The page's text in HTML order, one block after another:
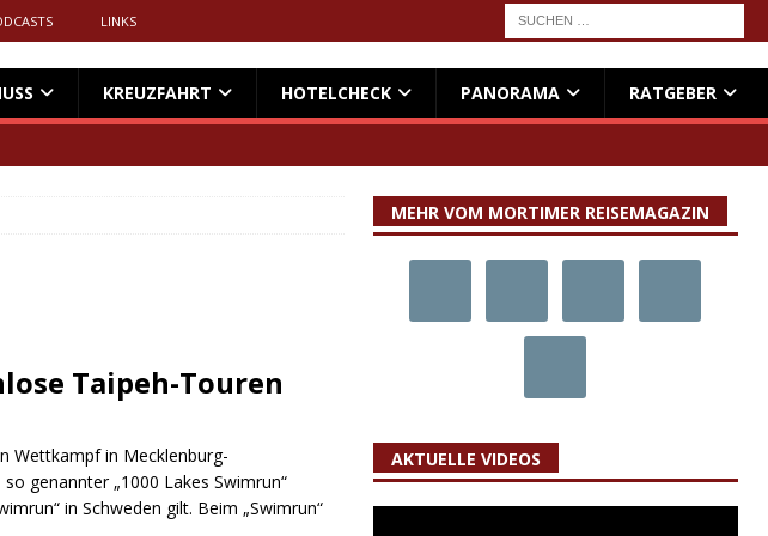
LINKS
KREUZFAHRT HOTELCHECK PANORAMA RATGEBER
Taipeh-Touren
Wettkampf in Mecklenburg-
genannter „1000 Lakes Swimrun“
in Schweden gilt. Beim „Swimrun“
MEHR VOM MORTIMER REISEMAGAZIN
AKTUELLE VIDEOS